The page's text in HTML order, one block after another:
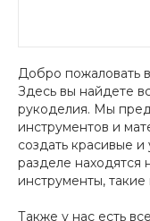
Добро пожаловать
Здесь вы найдете
рукоделия. Мы
инструментов и
создать красивые
разделе
инструменты,
Также у нас есть